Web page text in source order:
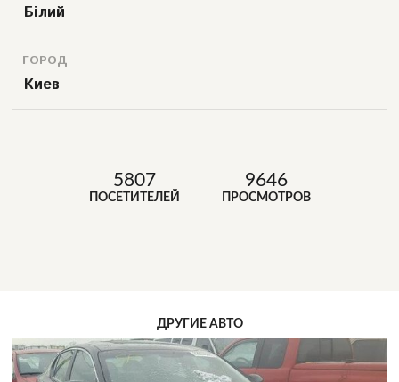
Білий
ГОРОД
Киев
5807
ПОСЕТИТЕЛЕЙ
9646
ПРОСМОТРОВ
ДРУГИЕ АВТО